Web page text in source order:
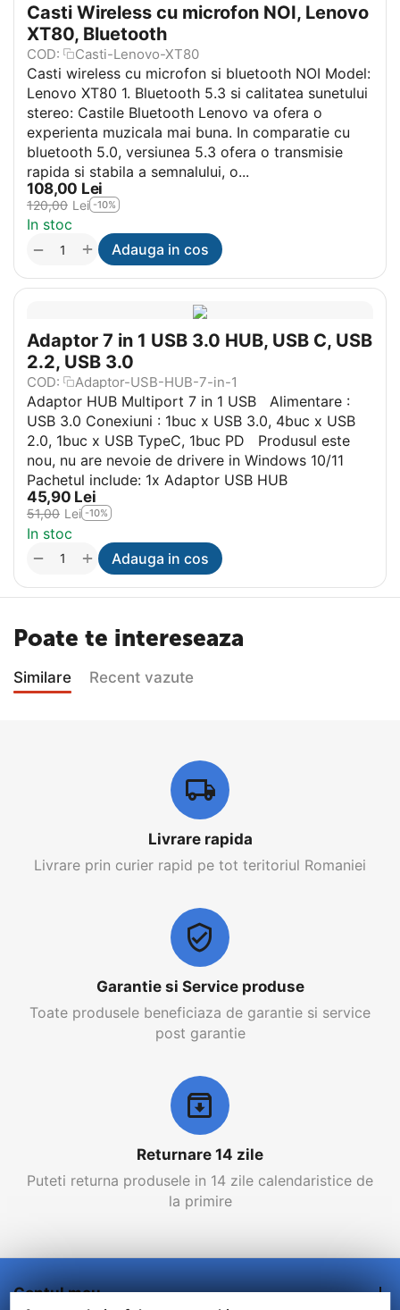
Casti Wireless cu microfon NOI, Lenovo
XT80, Bluetooth
COD: Casti-Lenovo-XT80
Casti wireless cu microfon si bluetooth NOI Model:
Lenovo XT80 1. Bluetooth 5.3 si calitatea sunetului
stereo: Castile Bluetooth Lenovo va ofera o
experienta muzicala mai buna. In comparatie cu
bluetooth 5.0, versiunea 5.3 ofera o transmisie
rapida si stabila a semnalului, o...
108,00 Lei
120,00 Lei -10%
In stoc
+
− Adauga in cos
Adaptor 7 in 1 USB 3.0 HUB, USB C, USB
2.2, USB 3.0
COD: Adaptor-USB-HUB-7-in-1
Adaptor HUB Multiport 7 in 1 USB Alimentare :
USB 3.0 Conexiuni : 1buc x USB 3.0, 4buc x USB
2.0, 1buc x USB TypeC, 1buc PD Produsul este
nou, nu are nevoie de drivere in Windows 10/11
Pachetul include: 1x Adaptor USB HUB
45,90 Lei
51,00 Lei -10%
In stoc
+
− Adauga in cos
Poate te intereseaza
Similare Recent vazute
Livrare rapida
Livrare prin curier rapid pe tot teritoriul Romaniei
Garantie si Service produse
Toate produsele beneficiaza de garantie si service
post garantie
Returnare 14 zile
Puteti returna produsele in 14 zile calendaristice de
la primire
Contul meu